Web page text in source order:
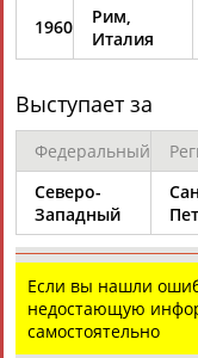
Стадион, 1998-2026
Разработка и
1960
Рим,
Италия
Выступает за
Федеральный
Северо-
Западный
Если вы нашли
недостающую
самостоятельно